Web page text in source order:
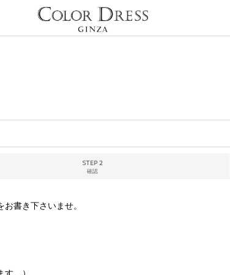
STEP 2
確認
お書き下さいませ。
。）